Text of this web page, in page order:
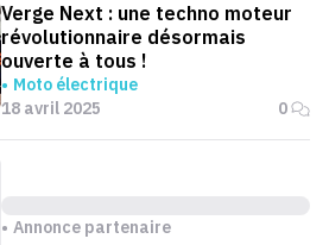
Verge Next : une techno moteur
révolutionnaire désormais
ouverte à tous !
Moto électrique
18 avril 2025
0
Annonce partenaire